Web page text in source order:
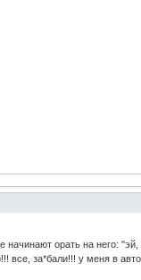
начинают орать на него:
за*бали!!! у меня в